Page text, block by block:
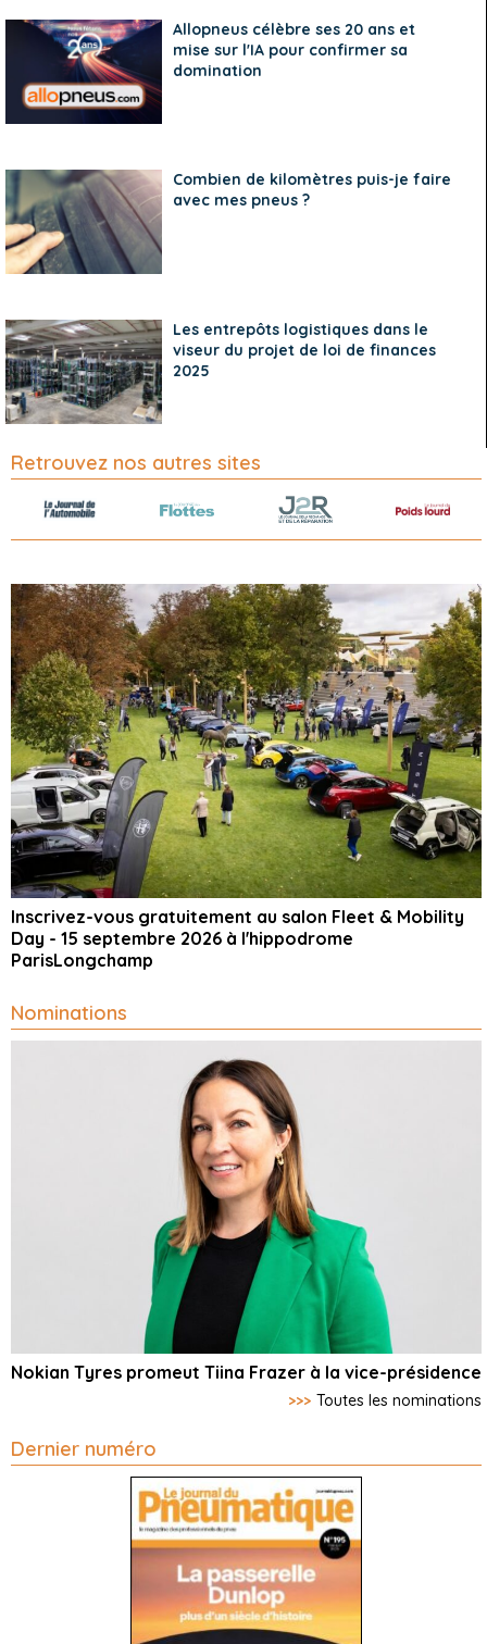
Allopneus célèbre ses 20 ans et
mise sur l'IA pour confirmer sa
domination
Combien de kilomètres puis-je faire
avec mes pneus ?
Les entrepôts logistiques dans le
viseur du projet de loi de finances
2025
Retrouvez nos autres sites
Inscrivez-vous gratuitement au salon Fleet & Mobility
Day - 15 septembre 2026 à l'hippodrome
ParisLongchamp
Nominations
Nokian Tyres promeut Tiina Frazer à la vice-présidence
>>> Toutes les nominations
Dernier numéro